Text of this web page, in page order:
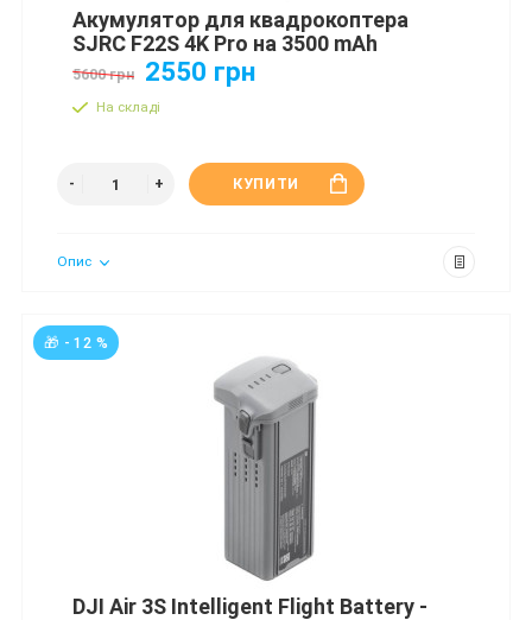
Акумулятор для квадрокоптера
SJRC F22S 4K Pro на 3500 mAh
5600 грн 2550 грн
На складі
КУПИТИ
Опис
🎁 - 12 %
DJI Air 3S Intelligent Flight Battery -